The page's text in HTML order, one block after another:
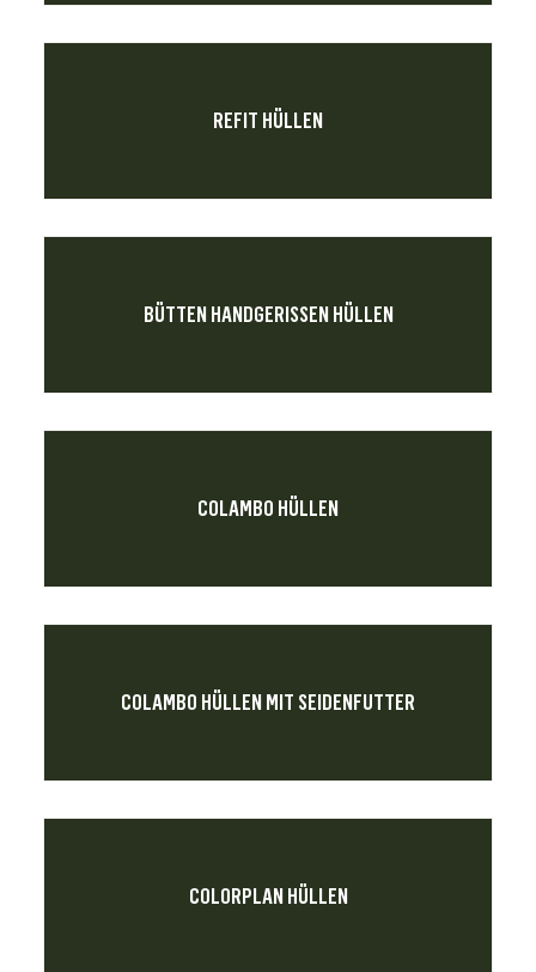
REFIT HÜLLEN
BÜTTEN HANDGERISSEN HÜLLEN
COLAMBO HÜLLEN
COLAMBO HÜLLEN MIT SEIDENFUTTER
COLORPLAN HÜLLEN